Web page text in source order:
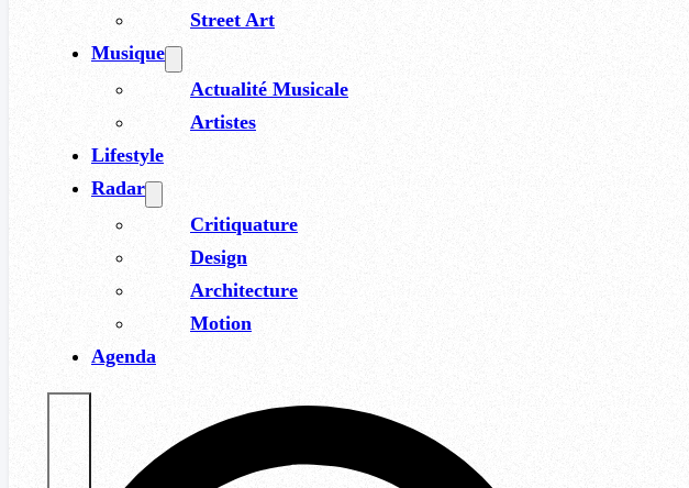
Street Art
Musique
Actualité Musicale
Artistes
Lifestyle
Radar
Critiquature
Design
Architecture
Motion
Agenda